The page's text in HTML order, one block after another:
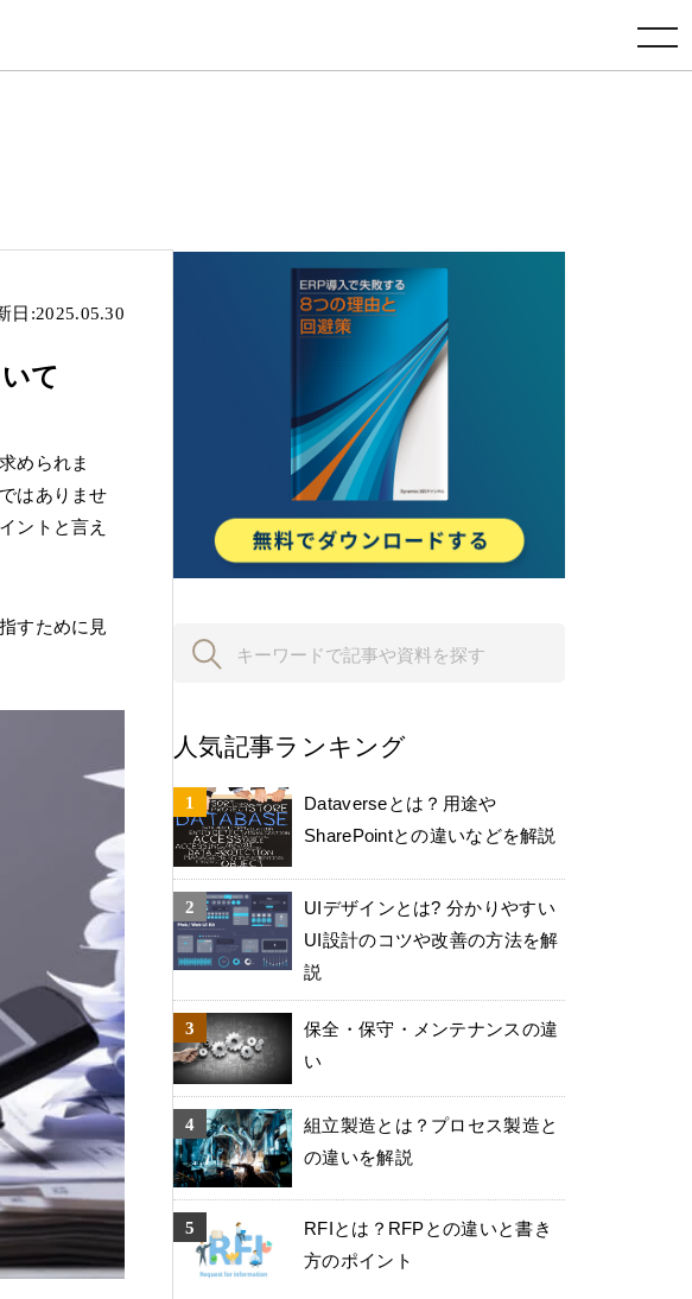
toggle navigation
日:2025.05.30
て
められま
はありませ
ントと言え
すために見
人気記事ランキング
Dataverseとは？用途や
SharePointとの違いなどを解説
UIデザインとは? 分かりやすい
UI設計のコツや改善の方法を解
説
保全・保守・メンテナンスの違
い
組立製造とは？プロセス製造と
の違いを解説
RFIとは？RFPとの違いと書き
方のポイント